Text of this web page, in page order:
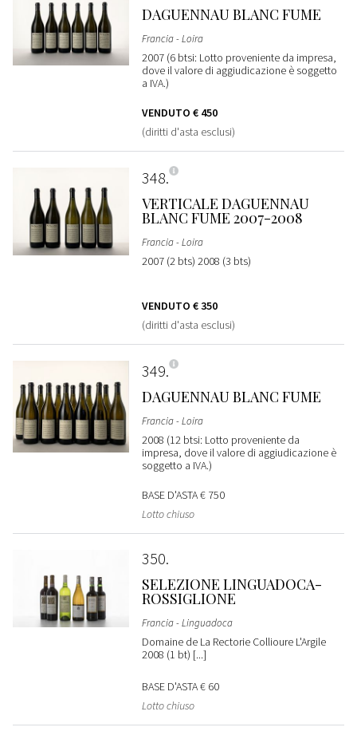
DAGUENNAU BLANC FUME
Francia - Loira
2007 (6 btsi: Lotto proveniente da impresa,
dove il valore di aggiudicazione è soggetto
a IVA.)
VENDUTO € 450
(diritti d'asta esclusi)
348
VERTICALE DAGUENNAU
BLANC FUME 2007-2008
Francia - Loira
2007 (2 bts) 2008 (3 bts)
VENDUTO € 350
(diritti d'asta esclusi)
349
DAGUENNAU BLANC FUME
Francia - Loira
2008 (12 btsi: Lotto proveniente da
impresa, dove il valore di aggiudicazione è
soggetto a IVA.)
BASE D'ASTA€ 750
Lotto chiuso
350
SELEZIONE LINGUADOCA-
ROSSIGLIONE
Francia - Linguadoca
Domaine de La Rectorie Collioure L'Argile
2008 (1 bt) [...]
BASE D'ASTA€ 60
Lotto chiuso